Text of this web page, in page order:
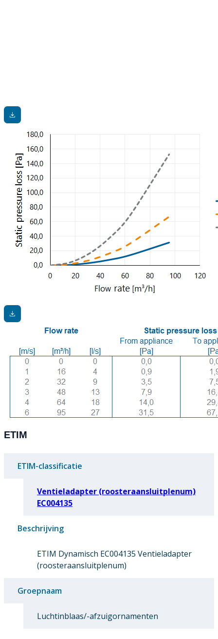
ETIM
ETIM-classificatie
Ventieladapter (roosteraansluitplenum)
EC004135
Beschrijving
ETIM Dynamisch EC004135 Ventieladapter
(roosteraansluitplenum)
Groepnaam
Luchtinblaas/-afzuigornamenten